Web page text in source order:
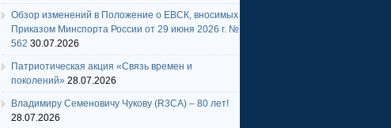
Обзор изменений в Положение о ЕВСК, вносимых
Приказом Минспорта России от 29 июня 2026 г. №
562 30.07.2026
Патриотическая акция «Связь времен и
поколений» 28.07.2026
Владимиру Семеновичу Чукову (R3CA) – 80 лет!
28.07.2026